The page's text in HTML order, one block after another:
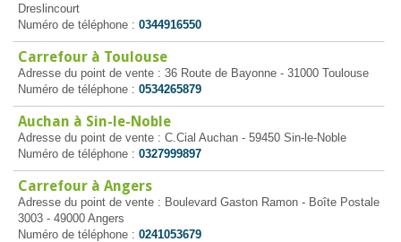
Dreslincourt
Numéro de téléphone : 0344916550
Carrefour à Toulouse
Adresse du point de vente : 36 Route de Bayonne - 31000 Toulouse
Numéro de téléphone : 0534265879
Auchan à Sin-le-Noble
Adresse du point de vente : C.Cial Auchan - 59450 Sin-le-Noble
Numéro de téléphone : 0327999897
Carrefour à Angers
Adresse du point de vente : Boulevard Gaston Ramon - Boîte Postale
3003 - 49000 Angers
Numéro de téléphone : 0241053679